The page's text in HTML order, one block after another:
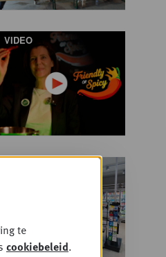
VIDEO
te
cookiebeleid.